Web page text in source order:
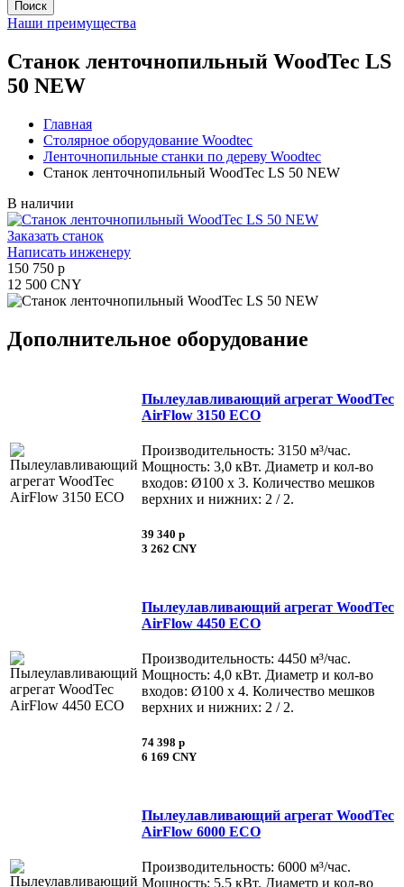
Поиск
Наши преимущества
Станок ленточнопильный WoodTec LS
50 NEW
Главная
Столярное оборудование Woodtec
Ленточнопильные станки по дереву Woodtec
Станок ленточнопильный WoodTec LS 50 NEW
В наличии
Заказать станок
Написать инженеру
150 750 p
12 500 CNY
Дополнительное оборудование
Пылеулавливающий агрегат WoodTec
AirFlow 3150 ECO
Производительность: 3150 м³/час.
Мощность: 3,0 кВт. Диаметр и кол-во
входов: Ø100 х 3. Количество мешков
верхних и нижних: 2 / 2.
39 340 p
3 262 CNY
Пылеулавливающий агрегат WoodTec
AirFlow 4450 ECO
Производительность: 4450 м³/час.
Мощность: 4,0 кВт. Диаметр и кол-во
входов: Ø100 х 4. Количество мешков
верхних и нижних: 2 / 2.
74 398 p
6 169 CNY
Пылеулавливающий агрегат WoodTec
AirFlow 6000 ECO
Производительность: 6000 м³/час.
Мощность: 5,5 кВт. Диаметр и кол-во